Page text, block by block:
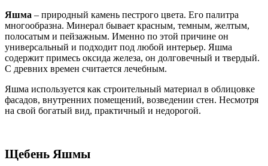
Яшма – природный камень пестрого цвета. Его палитра
многообразна. Минерал бывает красным, темным, желтым,
полосатым и пейзажным. Именно по этой причине он
универсальный и подходит под любой интерьер. Яшма
содержит примесь оксида железа, он долговечный и твердый.
С древних времен считается лечебным.
Яшма используется как строительный материал в облицовке
фасадов, внутренних помещений, возведении стен. Несмотря
на свой богатый вид, практичный и недорогой.
Щебень Яшмы